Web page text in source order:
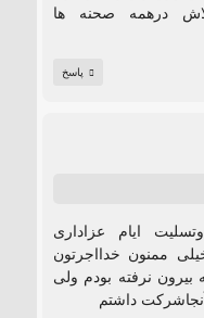
درهمه صحنه ها
پاسخ
ایام عزاداری
ممنون خدااجرتون
نرفته بودم ولی
داشتم